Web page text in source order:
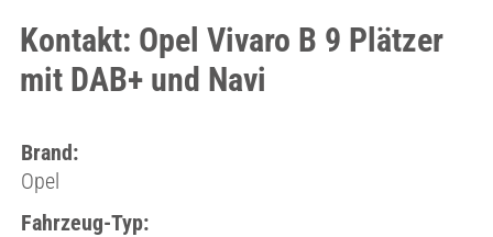
Kontakt: Opel Vivaro B 9 Plätzer
mit DAB+ und Navi
Brand:
Opel
Fahrzeug-Typ: